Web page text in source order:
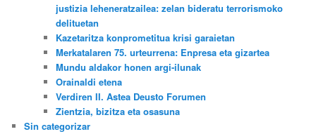
justizia leheneratzailea: zelan bideratu terrorismoko
delituetan
Kazetaritza konprometitua krisi garaietan
Merkatalaren 75. urteurrena: Enpresa eta gizartea
Mundu aldakor honen argi-ilunak
Orainaldi etena
Verdiren II. Astea Deusto Forumen
Zientzia, bizitza eta osasuna
Sin categorizar